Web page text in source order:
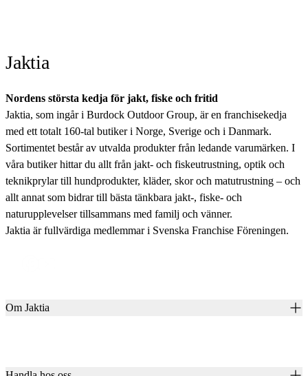
Jaktia
Nordens största kedja för jakt, fiske och fritid
Jaktia, som ingår i Burdock Outdoor Group, är en franchisekedja
med ett totalt 160-tal butiker i Norge, Sverige och i Danmark.
Sortimentet består av utvalda produkter från ledande varumärken. I
våra butiker hittar du allt från jakt- och fiskeutrustning, optik och
teknikprylar till hundprodukter, kläder, skor och matutrustning – och
allt annat som bidrar till bästa tänkbara jakt-, fiske- och
naturupplevelser tillsammans med familj och vänner.
Jaktia är fullvärdiga medlemmar i Svenska Franchise Föreningen.
Om Jaktia
Karriär